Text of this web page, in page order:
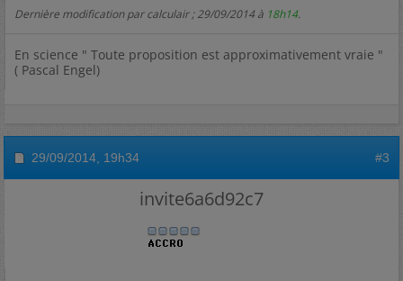
Dernière modification par calculair ; 29/09/2014 à 18h14.
En science " Toute proposition est approximativement vraie "
( Pascal Engel)
29/09/2014, 19h34 #3
invite6a6d92c7